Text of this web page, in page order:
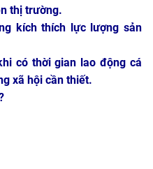
thị trường.
kích thích lực lượng sản
có thời gian lao động cá
xã hội cần thiết.